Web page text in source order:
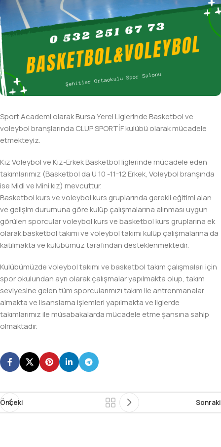
Sport Academi olarak Bursa Yerel Liglerinde Basketbol ve
voleybol branşlarında CLUP SPORTİF kulübü olarak mücadele
etmekteyiz.
Kız Voleybol ve Kız-Erkek Basketbol liglerinde mücadele eden
takımlarımız (Basketbol da U 10 -11-12 Erkek, Voleybol branşında
ise Midi ve Mini kız) mevcuttur.
Basketbol kurs ve voleybol kurs gruplarında gerekli eğitimi alan
ve gelişim durumuna göre kulüp çalışmalarına alınması uygun
görülen sporcular voleybol kurs ve basketbol kurs gruplarına ek
olarak basketbol takımı ve voleybol takımı kulüp çalışmalarına da
katılmakta ve kulübümüz tarafından desteklenmektedir.
Kulübümüzde voleybol takımı ve basketbol takım çalışmaları için
spor okulundan ayrı olarak çalışmalar yapılmakta olup, takım
seviyesine gelen tüm sporcularımızı takım ile antrenmanalar
almakta ve lisanslama işlemleri yapılmakta ve liglerde
takımlarımız ile müsabakalarda mücadele etme şansına sahip
olmaktadır.
Önceki Sonraki